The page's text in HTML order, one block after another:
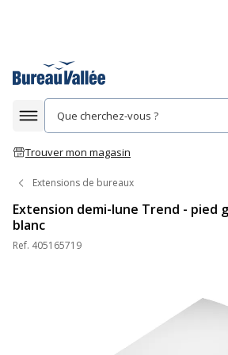
Afficher la navigation
Trouver mon magasin
Extensions de bureaux
Extension demi-lune Trend - pied
blanc
Ref. 405165719